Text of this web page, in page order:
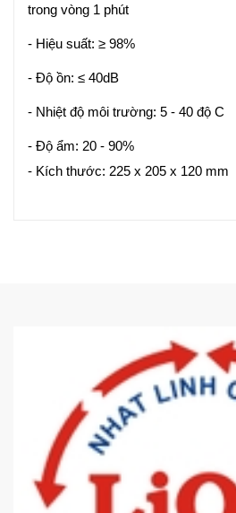
trong vòng 1 phút
- Hiệu suất: ≥ 98%
- Độ ồn: ≤ 40dB
- Nhiệt độ môi trường: 5 - 40 độ C
- Độ ẩm: 20 - 90%
- Kích thước: 225 x 205 x 120 mm